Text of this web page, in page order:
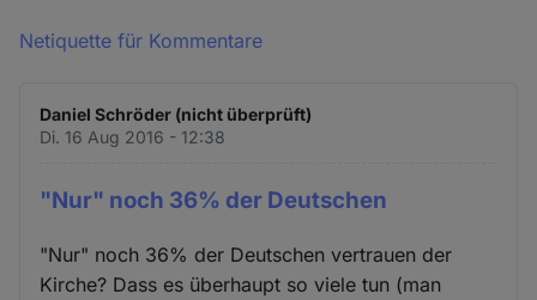
Netiquette für Kommentare
Daniel Schröder (nicht überprüft)
Di. 16 Aug 2016 - 12:38
"Nur" noch 36% der Deutschen
"Nur" noch 36% der Deutschen vertrauen der
Kirche? Dass es überhaupt so viele tun (man